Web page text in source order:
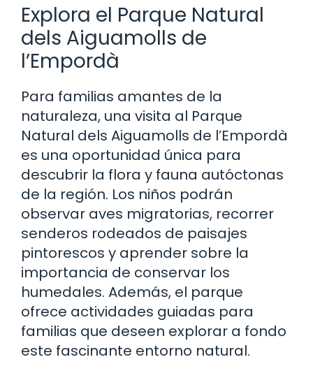
Explora el Parque Natural
dels Aiguamolls de
l’Empordà
Para familias amantes de la
naturaleza, una visita al Parque
Natural dels Aiguamolls de l’Empordà
es una oportunidad única para
descubrir la flora y fauna autóctonas
de la región. Los niños podrán
observar aves migratorias, recorrer
senderos rodeados de paisajes
pintorescos y aprender sobre la
importancia de conservar los
humedales. Además, el parque
ofrece actividades guiadas para
familias que deseen explorar a fondo
este fascinante entorno natural.